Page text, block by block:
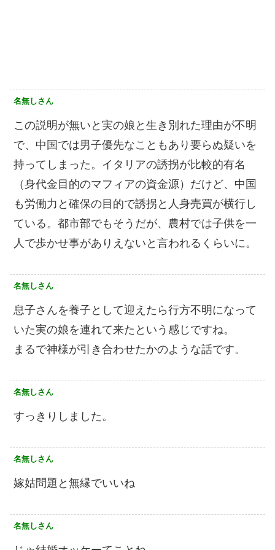
名無しさん
この説明が無いと実の娘と生き別れた理由が不明
で、中国では男子優先なこともあり要らぬ疑いを
持ってしまった。イタリアの誘拐が比較的有名
（身代金目的のマフィアの資金源）だけど、中国
も労働力と確保の目的で誘拐と人身売買が横行し
ている。都市部でもそうだが、農村では子供を一
人で歩かせ事がありえないと言われるくらいに。
名無しさん
息子さんを養子として迎えたら行方不明になって
いた実の娘を連れて来たという感じですね。
まるで神様が引き合わせたかのような話です。
名無しさん
すっきりしました。
名無しさん
嫁姑問題と無縁でいいね
名無しさん